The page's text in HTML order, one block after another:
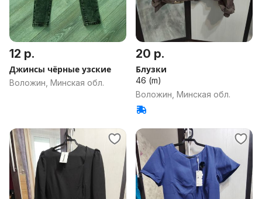
12 р.
Джинсы чёрные узские
Воложин, Минская обл.
20 р.
Блузки
46 (m)
Воложин, Минская обл.